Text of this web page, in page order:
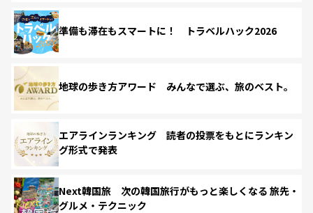
準備も滞在もスマートに！ トラベルハック2026
地球の歩き方アワード みんなで選ぶ、旅のベスト。
エアラインランキング 読者の投票をもとにランキン
グ形式で発表
Next韓国旅 次の韓国旅行がもっと楽しくなる 旅先・
グルメ・テクニック